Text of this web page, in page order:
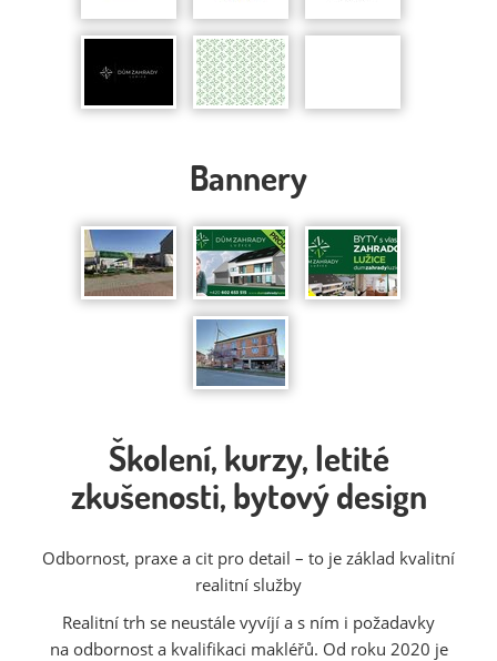
Bannery
Školení, kurzy, letité
zkušenosti, bytový design
Odbornost, praxe a cit pro detail – to je základ kvalitní
realitní služby
Realitní trh se neustále vyvíjí a s ním i požadavky
na odbornost a kvalifikaci makléřů. Od roku 2020 je